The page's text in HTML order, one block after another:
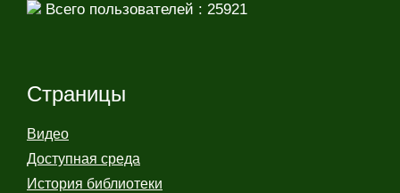
Всего пользователей : 25921
Страницы
Видео
Доступная среда
История библиотеки